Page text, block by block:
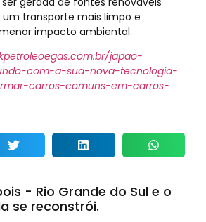
transporte mais limpo e
impacto ambiental.
japao-
com-a-sua-nova-tecnologia-
carros-comuns-em-carros-
- Rio Grande do Sul e o
se reconstrói.